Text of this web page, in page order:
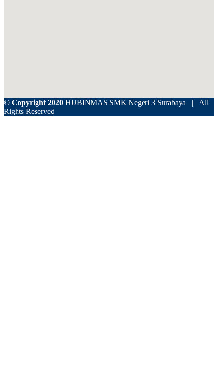
© Copyright 2020 HUBINMAS SMK Negeri 3 Surabaya | All
Rights Reserved